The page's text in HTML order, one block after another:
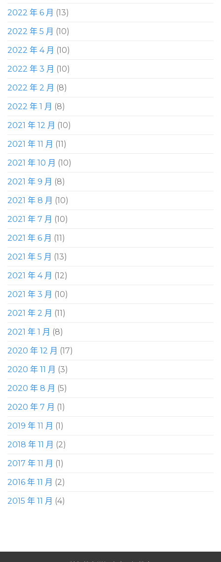
2022 年 6 月 (13)
2022 年 5 月 (10)
2022 年 4 月 (10)
2022 年 3 月 (10)
2022 年 2 月 (8)
2022 年 1 月 (8)
2021 年 12 月 (10)
2021 年 11 月 (11)
2021 年 10 月 (10)
2021 年 9 月 (8)
2021 年 8 月 (10)
2021 年 7 月 (10)
2021 年 6 月 (11)
2021 年 5 月 (13)
2021 年 4 月 (12)
2021 年 3 月 (10)
2021 年 2 月 (11)
2021 年 1 月 (8)
2020 年 12 月 (17)
2020 年 11 月 (3)
2020 年 8 月 (5)
2020 年 7 月 (1)
2019 年 11 月 (1)
2018 年 11 月 (2)
2017 年 11 月 (1)
2016 年 11 月 (2)
2015 年 11 月 (4)